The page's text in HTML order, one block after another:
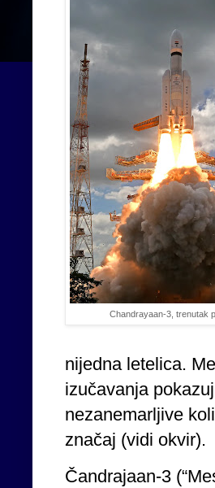
Chandrayaan-3, trenutak
nijedna letelica.
izučavanja
nezanemarljive
značaj (vidi okvir).
Čandrajaan-3